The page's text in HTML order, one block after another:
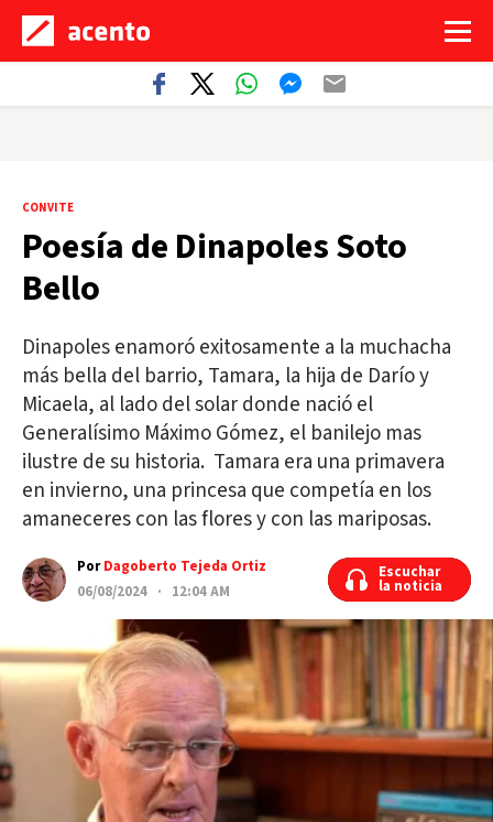
CONVITE
Poesía de Dinapoles Soto
Bello
Dinapoles enamoró exitosamente a la muchacha
más bella del barrio, Tamara, la hija de Darío y
Micaela, al lado del solar donde nació el
Generalísimo Máximo Gómez, el banilejo mas
ilustre de su historia. Tamara era una primavera
en invierno, una princesa que competía en los
amaneceres con las flores y con las mariposas.
PorDagoberto Tejeda Ortiz
06/08/2024 · 12:04 AM
Escuchar
la noticia
Escuchar
la noticia